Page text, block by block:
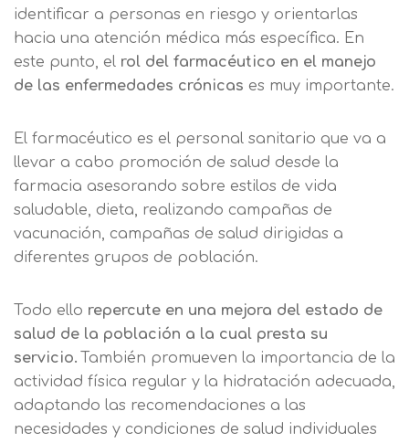
identificar a personas en riesgo y orientarlas
hacia una atención médica más específica. En
este punto, el rol del farmacéutico en el manejo
de las enfermedades crónicas es muy importante.
El farmacéutico es el personal sanitario que va a
llevar a cabo promoción de salud desde la
farmacia asesorando sobre estilos de vida
saludable, dieta, realizando campañas de
vacunación, campañas de salud dirigidas a
diferentes grupos de población.
Todo ello repercute en una mejora del estado de
salud de la población a la cual presta su
servicio. También promueven la importancia de la
actividad física regular y la hidratación adecuada,
adaptando las recomendaciones a las
necesidades y condiciones de salud individuales